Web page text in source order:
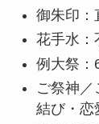
御朱印：
花手水：
例大祭：
ご祭神
結び・恋